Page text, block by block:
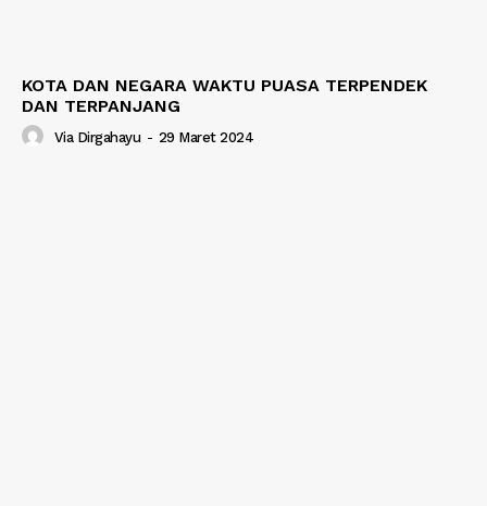
KOTA DAN NEGARA WAKTU PUASA TERPENDEK
DAN TERPANJANG
Via Dirgahayu - 29 Maret 2024